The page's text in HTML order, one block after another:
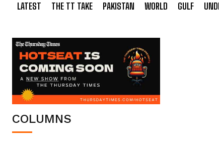
LATEST THE TT TAKE PAKISTAN WORLD GULF
COLUMNS